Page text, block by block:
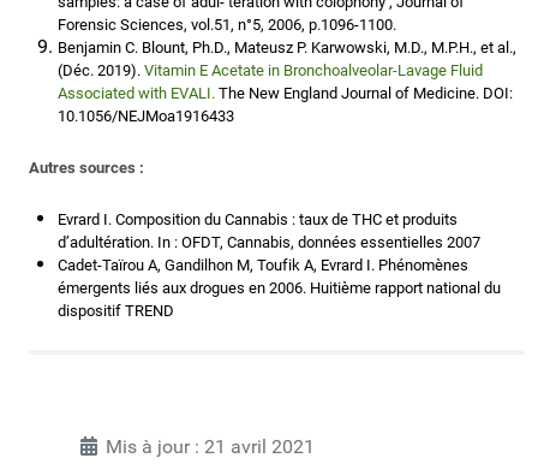
Forensic Sciences, vol.51, n°5, 2006, p.1096-1100.
Benjamin C. Blount, Ph.D., Mateusz P. Karwowski, M.D., M.P.H., et al.,
(Déc. 2019). Vitamin E Acetate in Bronchoalveolar-Lavage Fluid
Associated with EVALI. The New England Journal of Medicine. DOI:
10.1056/NEJMoa1916433
Autres sources :
Evrard I. Composition du Cannabis : taux de THC et produits
d’adultération. In : OFDT, Cannabis, données essentielles 2007
Cadet-Taïrou A, Gandilhon M, Toufik A, Evrard I. Phénomènes
émergents liés aux drogues en 2006. Huitième rapport national du
dispositif TREND
Mis à jour : 21 avril 2021